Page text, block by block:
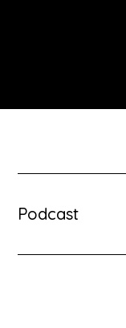
Podcast